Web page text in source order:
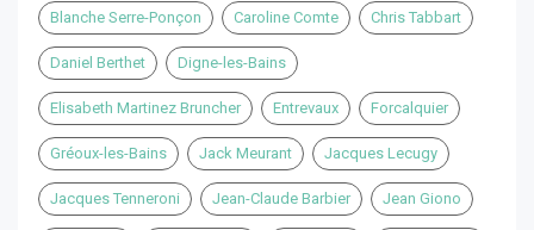
Blanche Serre-Ponçon Caroline Comte Chris Tabbart
Daniel Berthet Digne-les-Bains
Elisabeth Martinez Bruncher Entrevaux Forcalquier
Gréoux-les-Bains Jack Meurant Jacques Lecugy
Jacques Tenneroni Jean-Claude Barbier Jean Giono